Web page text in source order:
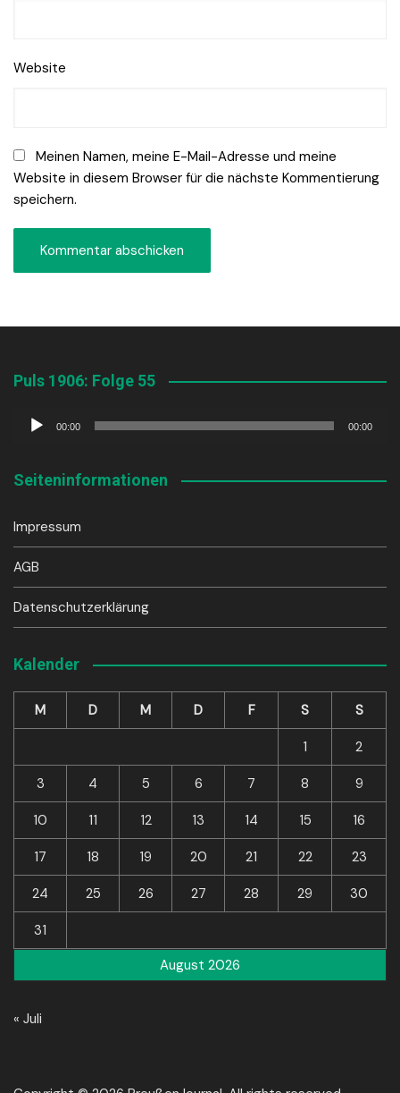
Website
Meinen Namen, meine E-Mail-Adresse und meine
Website in diesem Browser für die nächste Kommentierung
speichern.
Puls 1906: Folge 55
Audio-
00:00 00:00
Seiteninformationen
Impressum
AGB
Datenschutzerklärung
Kalender
August 2026
M D M D F S S
1 2
3 4 5 6 7 8 9
10 11 12 13 14 15 16
17 18 19 20 21 22 23
24 25 26 27 28 29 30
31
« Juli